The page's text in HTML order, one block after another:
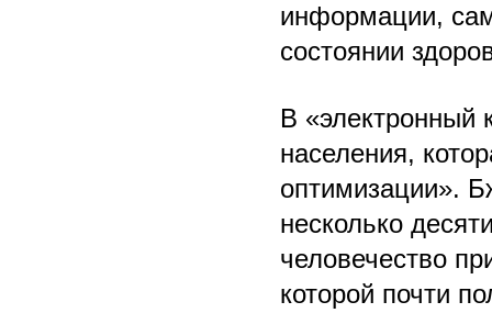
информации,
состоянии
В «электронный
населения,
оптимизации».
несколько
человечество
которой почти